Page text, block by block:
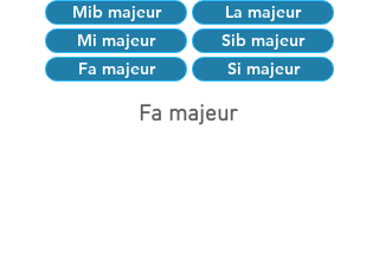
Mib majeur
La majeur
Mi majeur
Sib majeur
Fa majeur
Si majeur
Fa majeur